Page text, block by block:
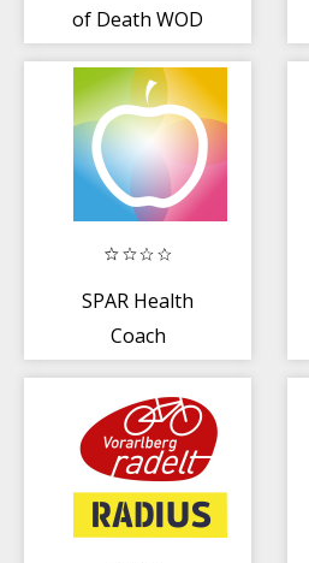
of Death WOD
SPAR Health
Coach